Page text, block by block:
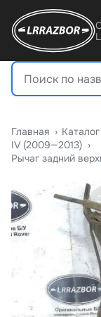
Главная › Катало
IV (2009—2013) ›
Рычаг задний